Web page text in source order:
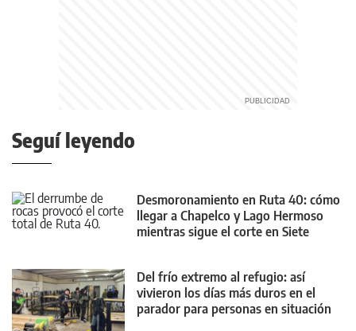
Seguí leyendo
Desmoronamiento en Ruta 40: cómo
llegar a Chapelco y Lago Hermoso
mientras sigue el corte en Siete
Del frío extremo al refugio: así
vivieron los días más duros en el
parador para personas en situación